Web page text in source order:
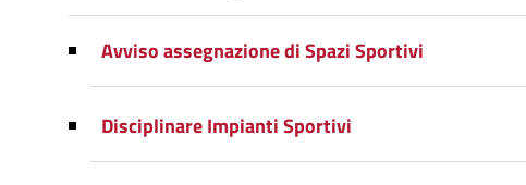
Avviso assegnazione di Spazi Sportivi
Disciplinare Impianti Sportivi